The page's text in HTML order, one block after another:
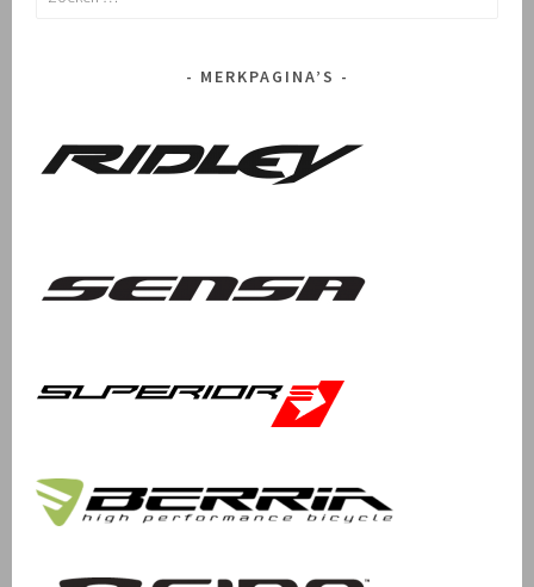
MERKPAGINA’S